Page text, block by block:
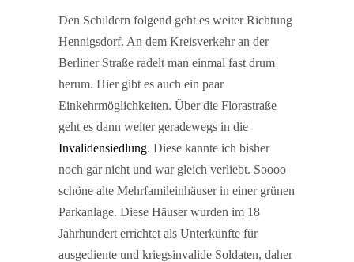
Den Schildern folgend geht es weiter Richtung
Hennigsdorf. An dem Kreisverkehr an der
Berliner Straße radelt man einmal fast drum
herum. Hier gibt es auch ein paar
Einkehrmöglichkeiten. Über die Florastraße
geht es dann weiter geradewegs in die
Invalidensiedlung. Diese kannte ich bisher
noch gar nicht und war gleich verliebt. Soooo
schöne alte Mehrfamileinhäuser in einer grünen
Parkanlage. Diese Häuser wurden im 18
Jahrhundert errichtet als Unterkünfte für
ausgediente und kriegsinvalide Soldaten, daher